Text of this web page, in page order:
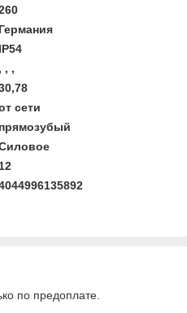
Германия
IP54
, , ,
сети
прямозубый
12
по предоплате.